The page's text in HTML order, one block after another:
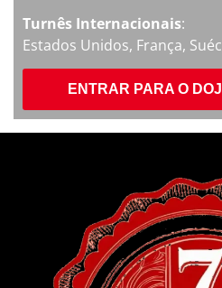
Turnês Internacionais:
Estados Unidos, França,
ENTRAR PARA O